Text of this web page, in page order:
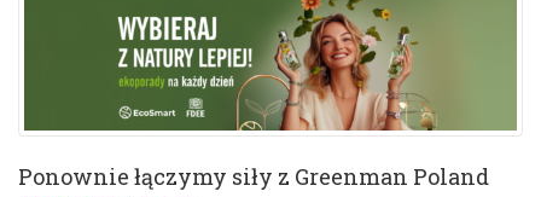
Ponownie łączymy siły z Greenman Poland